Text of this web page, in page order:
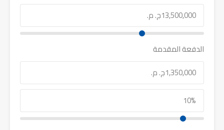
الدفعة المقدمة